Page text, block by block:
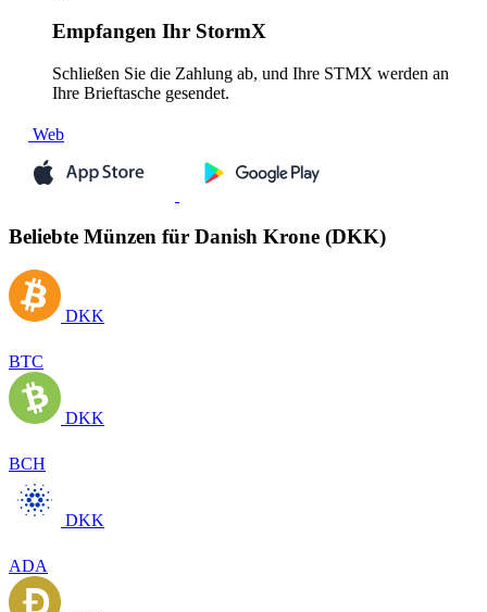
Empfangen Ihr StormX
Schließen Sie die Zahlung ab, und Ihre STMX werden an
Ihre Brieftasche gesendet.
Web
Beliebte Münzen für Danish Krone (DKK)
DKK
BTC
DKK
BCH
DKK
ADA